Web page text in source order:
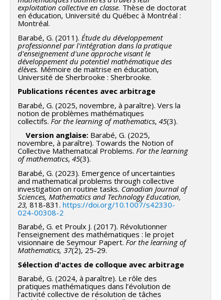
exploitation collective en classe. Thèse de doctorat
en éducation, Université du Québec à Montréal :
Montréal.
Barabé, G. (2011). Étude du développement
professionnel par l'intégration dans la pratique
d'enseignement d'une approche visant le
développement du potentiel mathématique des
élèves.Mémoire de maitrise en éducation,
Université de Sherbrooke : Sherbrooke.
Publications récentes avec arbitrage
Barabé, G. (2025, novembre, à paraître). Vers la
notion de problèmes mathématiques
collectifs. For the learning of mathematics, 45(3).
Version anglaise: Barabé, G. (2025,
novembre, à paraître). Towards the Notion of
Collective Mathematical Problems. For the learning
of mathematics, 45(3).
Barabé, G. (2023). Emergence of uncertainties
and mathematical problems through collective
investigation on routine tasks. Canadian Journal of
Sciences, Mathematics and Technology Education,
23, 818-831. https://doi.org/10.1007/s42330-
024-00308-2
Barabé, G. et Proulx J. (2017). Révolutionner
l’enseignement des mathématiques : le projet
visionnaire de Seymour Papert. For the learning of
Mathematics, 37(2), 25-29.
Sélection d'actes de colloque avec arbitrage
Barabé, G. (2024, à paraître). Le rôle des
pratiques mathématiques dans l’évolution de
l’activité collective de résolution de tâches